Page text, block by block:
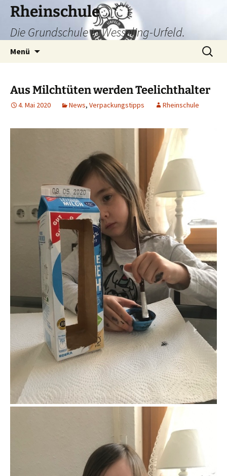
Zum
Inhalt
springen
Rheinschule
Die Grundschule in Wesseling-Urfeld.
Menü
Suchen
nach:
Aus Milchtüten werden Teelichthalter
4. Mai 2020 News, Verpackungstipps Rheinschule